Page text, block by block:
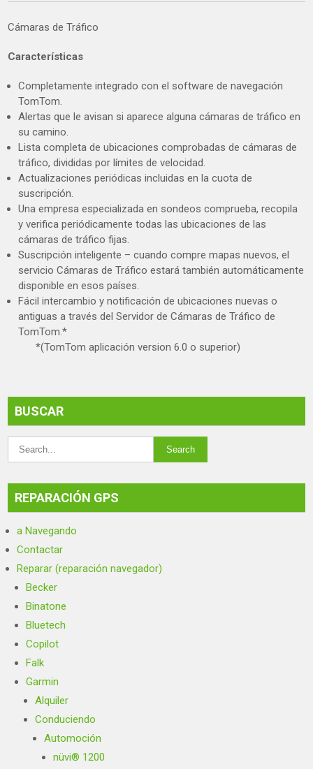
Cámaras de Tráfico
Características
Completamente integrado con el software de navegación
TomTom.
Alertas que le avisan si aparece alguna cámaras de tráfico en
su camino.
Lista completa de ubicaciones comprobadas de cámaras de
tráfico, divididas por límites de velocidad.
Actualizaciones periódicas incluidas en la cuota de
suscripción.
Una empresa especializada en sondeos comprueba, recopila
y verifica periódicamente todas las ubicaciones de las
cámaras de tráfico fijas.
Suscripción inteligente – cuando compre mapas nuevos, el
servicio Cámaras de Tráfico estará también automáticamente
disponible en esos países.
Fácil intercambio y notificación de ubicaciones nuevas o
antiguas a través del Servidor de Cámaras de Tráfico de
TomTom.*
*(TomTom aplicación version 6.0 o superior)
BUSCAR
REPARACIÓN GPS
a Navegando
Contactar
Reparar (reparación navegador)
Becker
Binatone
Bluetech
Copilot
Falk
Garmin
Alquiler
Conduciendo
Automoción
nüvi® 1200